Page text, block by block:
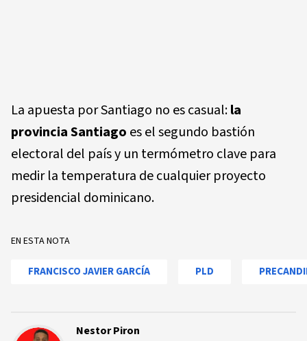
La apuesta por Santiago no es casual:la
provincia Santiago es el segundo bastión
electoral del país y un termómetro clave para
medir la temperatura de cualquier proyecto
presidencial dominicano.
EN ESTA NOTA
FRANCISCO JAVIER GARCÍA PLD
Nestor Piron